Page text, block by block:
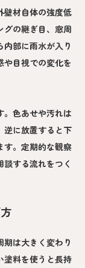
壁材自体の強度低
グの継ぎ目、窓周
内部に雨水が入り
目視での変化を
。色あせや汚れは
逆に放置すると下
す。定期的な観察
する流れをつく
は大きく変わり
塗料を使うと長持